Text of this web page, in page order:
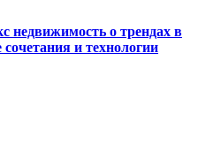
недвижимость о трендах в
и технологии